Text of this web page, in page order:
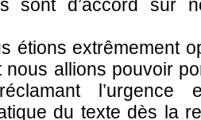
sont d’accord sur
étions extrêmement
nous allions pouvoir
l’urgence
du texte dès la